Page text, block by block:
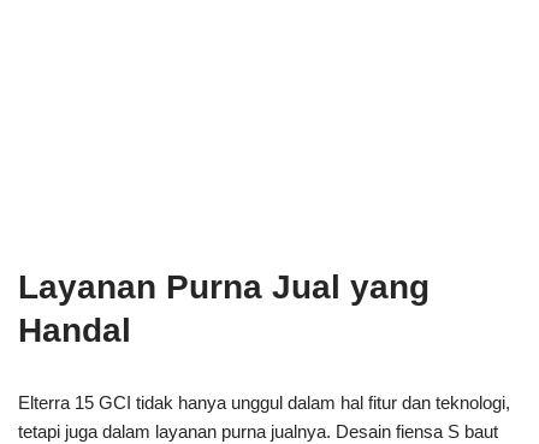
Layanan Purna Jual yang
Handal
Elterra 15 GCI tidak hanya unggul dalam hal fitur dan teknologi,
tetapi juga dalam layanan purna jualnya. Desain fiensa S baut